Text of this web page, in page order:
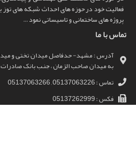
فعالیت خود در حوزه های احداث شبکه های توز
پروژه های ساختمانی و تاسیساتی نمود …
تماس با ما
آدرس : مشهد- حدفاصل میدان تختی و
به میدان صاحب الزمان ، جنب بانک صادرات،
تماس : 05137063226 , 05137063266
فکس : 05137262999